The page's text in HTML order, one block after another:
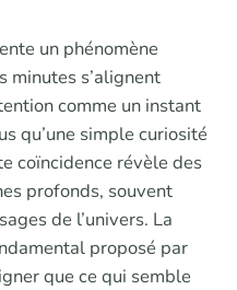
un phénomène
minutes s’alignent
comme un instant
qu’une simple curiosité
coïncidence révèle des
profonds, souvent
de l’univers. La
proposé par
que ce qui semble